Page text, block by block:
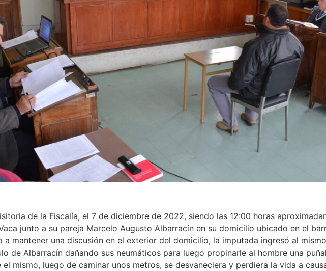
de la Fiscalía, el 7 de diciembre de 2022, siendo las 12:00 horas
junto a su pareja Marcelo Augusto Albarracín en su domicilio ubicado en el
a mantener una discusión en el exterior del domicilio, la imputada ingresó al
de Albarracín dañando sus neumáticos para luego propinarle al hombre una
mismo, luego de caminar unos metros, se desvaneciera y perdiera la vida a